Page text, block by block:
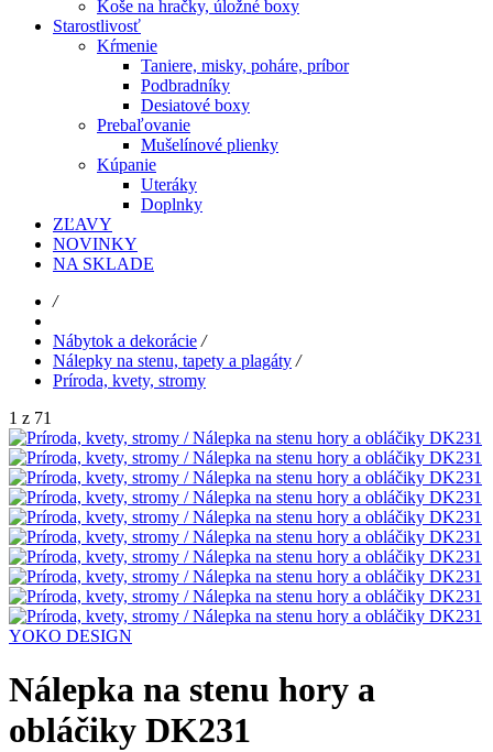
Koše na hračky, úložné boxy
Starostlivosť
Kŕmenie
Taniere, misky, poháre, príbor
Podbradníky
Desiatové boxy
Prebaľovanie
Mušelínové plienky
Kúpanie
Uteráky
Doplnky
ZĽAVY
NOVINKY
NA SKLADE
/
Nábytok a dekorácie /
Nálepky na stenu, tapety a plagáty /
Príroda, kvety, stromy
1 z 71
YOKO DESIGN
Nálepka na stenu hory a
obláčiky DK231